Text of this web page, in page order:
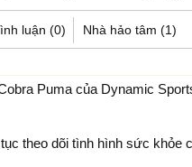
luận (0) Nhà hảo tâm (1)
Puma của Dynamic
theo dõi tình hình sức khỏe